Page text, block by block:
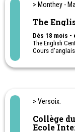
- Aquafun (13-
Camp de
- Mini-Sport (8-
- Langues &
- Langues &
- Tennis et
- Energy Camp
- Padel, Tennis
> Monthey -
The
Dès 18 mois -
The English
Cours
niveaux.
> Versoix.
Collège
Ecole